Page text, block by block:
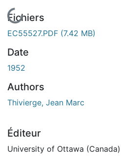
En cours de chargement...
Fichiers
EC55527.PDF (7.42 MB)
Date
1952
Authors
Thivierge, Jean Marc
Éditeur
University of Ottawa (Canada)